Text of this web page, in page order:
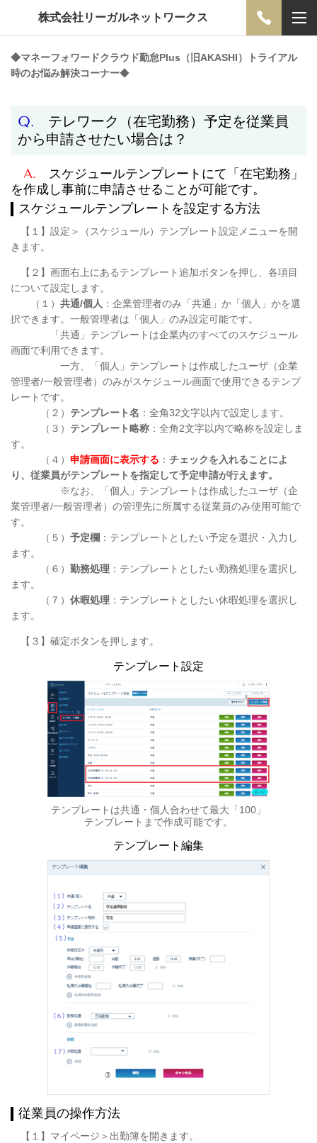
株式会社リーガルネットワークス
◆マネーフォワードクラウド勤怠Plus（旧AKASHI）トライアル
時のお悩み解決コーナー◆
Q. テレワーク（在宅勤務）予定を従業員
から申請させたい場合は？
A.
スケジュールテンプレートにて「在宅勤務」
を作成し事前に申請させることが可能です。
スケジュールテンプレートを設定する方法
【１】設定＞（スケジュール）テンプレート設定メニューを開
きます。
【２】画面右上にあるテンプレート追加ボタンを押し、各項目
について設定します。
（１） 共通/個人 ：企業管理者のみ「共通」か「個人」かを選
択できます。一般管理者は「個人」のみ設定可能です。
「共通」テンプレートは企業内のすべてのスケジュール
画面で利用できます。
一方、「個人」テンプレートは作成したユーザ（企業
管理者/一般管理者）のみがスケジュール画面で使用できるテンプ
レートです。
（２） テンプレート名 ：全角32文字以内で設定します。
（３） テンプレート略称 ：全角2文字以内で略称を設定しま
す。
（４） 申請画面に表示する ： チェックを入れることによ
り、従業員がテンプレートを指定して予定申請が行えます。
※なお、「個人」テンプレートは作成したユーザ（企
業管理者/一般管理者）の管理先に所属する従業員のみ使用可能で
す。
（５） 予定欄 ：テンプレートとしたい予定を選択・入力し
ます。
（６） 勤務処理 ：テンプレートとしたい勤務処理を選択し
ます。
（７） 休暇処理 ：テンプレートとしたい休暇処理を選択し
ます。
【３】確定ボタンを押します。
テンプレート設定
テンプレートは共通・個人合わせて最大「100」
テンプレートまで作成可能です。
テンプレート編集
従業員の操作方法
【１】マイページ＞出勤簿を開きます。